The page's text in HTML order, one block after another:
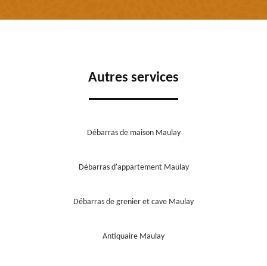
Autres services
Débarras de maison Maulay
Débarras d'appartement Maulay
Débarras de grenier et cave Maulay
Antiquaire Maulay